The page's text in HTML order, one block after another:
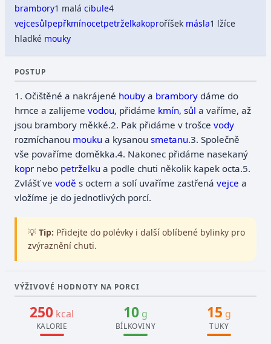
brambory1 malácibule4
vejcesůlpepřkmínocetpetrželkakoproříšek másla1 lžíce
hladké mouky
POSTUP
1. Očištěné a nakrájené houby a brambory dáme do
hrnce a zalijemevodou, přidáme kmín,sůl a vaříme, až
jsou brambory měkké.2. Pak přidáme v trošcevody
rozmíchanou mouku a kysanousmetanu.3. Společně
vše povaříme doměkka.4. Nakonec přidáme nasekaný
kopr nebo petrželku a podle chuti několik kapek octa.5.
Zvlášť vevodě s octem a solí uvaříme zastřenávejce a
vložíme je do jednotlivých porcí.
💡 Tip: Přidejte do polévky i další oblíbené bylinky pro
zvýraznění chuti.
VÝŽIVOVÉ HODNOTY NA PORCI
250 kcal
KALORIE
10g
BÍLKOVINY
15 g
TUKY